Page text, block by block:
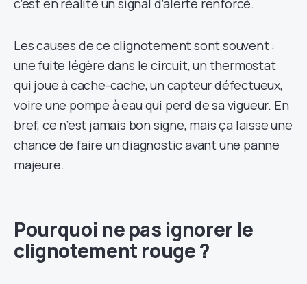
c’est en réalité un signal d’alerte renforcé.
Les causes de ce clignotement sont souvent :
une fuite légère dans le circuit, un thermostat
qui joue à cache-cache, un capteur défectueux,
voire une pompe à eau qui perd de sa vigueur. En
bref, ce n’est jamais bon signe, mais ça laisse une
chance de faire un diagnostic avant une panne
majeure.
Pourquoi ne pas ignorer le
clignotement rouge ?